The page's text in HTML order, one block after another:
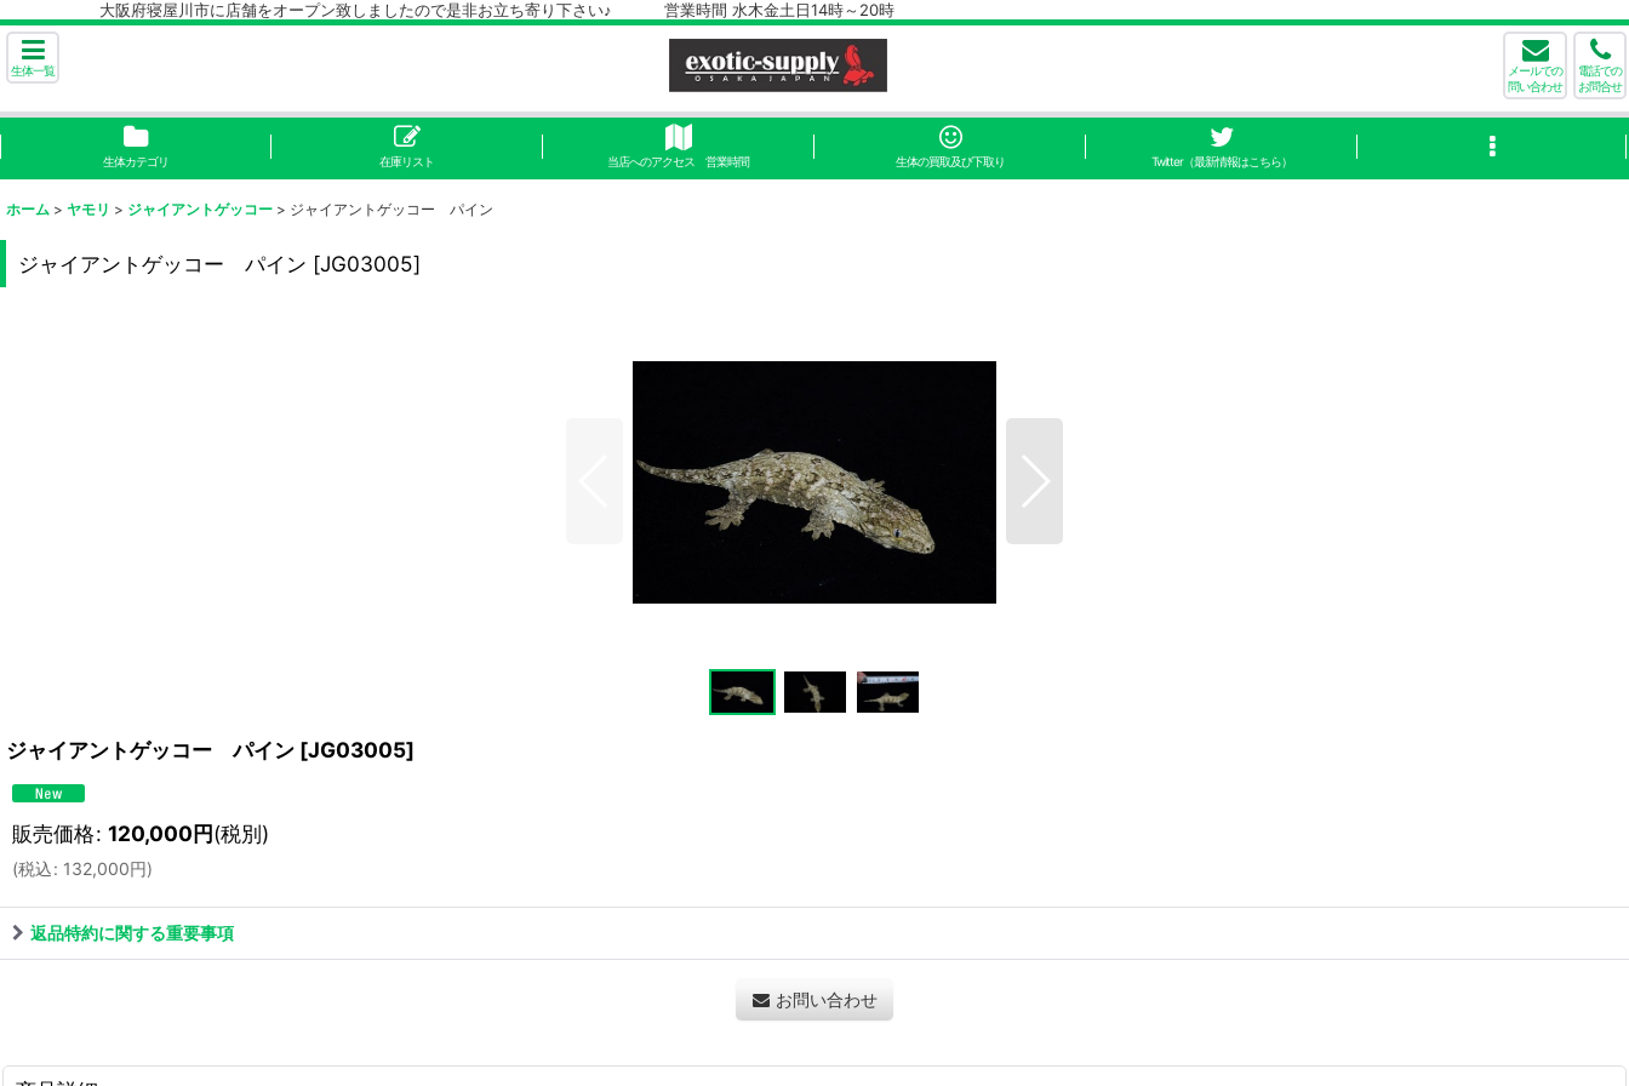
大阪府寝屋川市に店舗をオープン致しましたので是非お立ち寄り下さい♪ 営業時間 水木金土日14時～20時
生体一覧
メールでの
問い合わせ
電話での
お問合せ
生体カテゴリ 在庫リスト 当店へのアクセス 営業時間 生体の買取及び下取り Twitter（最新情報はこちら）
ホーム > ヤモリ > ジャイアントゲッコー > ジャイアントゲッコー パイン
ジャイアントゲッコー パイン [JG03005]
ジャイアントゲッコー パイン [JG03005]
販売価格: 120,000円(税別)
(税込: 132,000円)
返品特約に関する重要事項
お問い合わせ